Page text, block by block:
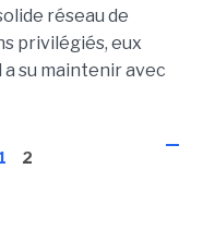
réseau de
privilégiés, eux
a su maintenir avec
1 2